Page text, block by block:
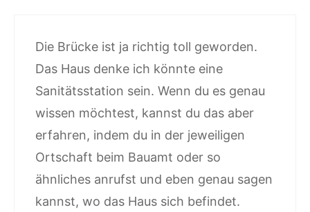
Die Brücke ist ja richtig toll geworden.
Das Haus denke ich könnte eine
Sanitätsstation sein. Wenn du es genau
wissen möchtest, kannst du das aber
erfahren, indem du in der jeweiligen
Ortschaft beim Bauamt oder so
ähnliches anrufst und eben genau sagen
kannst, wo das Haus sich befindet.